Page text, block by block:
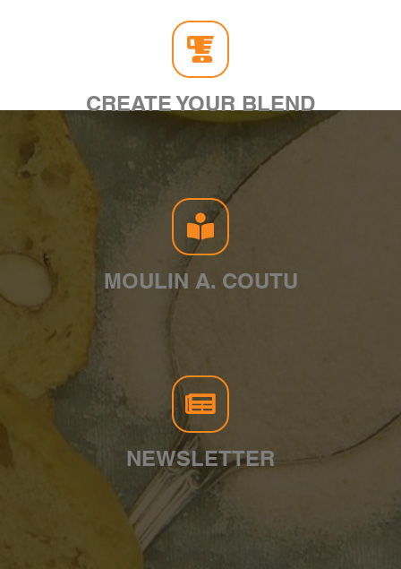
CREATE YOUR BLEND
MOULIN A. COUTU
NEWSLETTER